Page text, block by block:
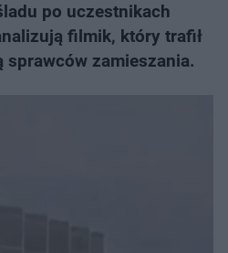
po uczestnikach
filmik, który trafił
zamieszania.